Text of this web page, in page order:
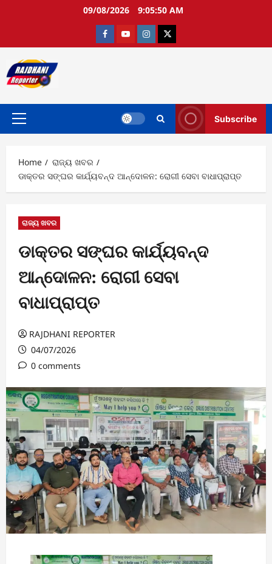
09/08/2026 9:05:51 AM
FacebookYoutubeInstagramtwitter
Primary
Subscribe
Home
ରାଜ୍ୟ ଖବର
ଡାକ୍ତର ସଙ୍ଘର କାର୍ଯ୍ୟବନ୍ଦ ଆନ୍ଦୋଳନ: ରୋଗୀ ସେବା ବାଧାପ୍ରାପ୍ତ
ରାଜ୍ୟ ଖବର
ଡାକ୍ତର ସଙ୍ଘର କାର୍ଯ୍ୟବନ୍ଦ
ଆନ୍ଦୋଳନ: ରୋଗୀ ସେବା
ବାଧାପ୍ରାପ୍ତ
RAJDHANI REPORTER
04/07/2026
0 comments